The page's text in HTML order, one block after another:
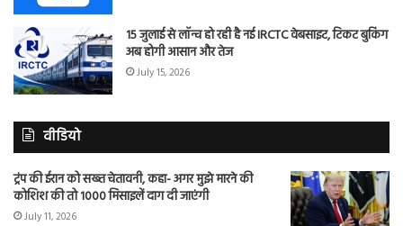
15 जुलाई से लॉन्च हो रही है नई IRCTC वेबसाइट, टिकट बुकिंग
अब होगी आसान और तेज
July 15, 2026
वीडियो
ट्रंप की ईरान को सख्त चेतावनी, कहा- अगर मुझे मारने की
कोशिश की तो 1000 मिसाइलें दाग दी जाएंगी
July 11, 2026